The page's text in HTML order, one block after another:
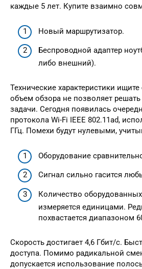
каждые 5 лет. Купите взаимно
Новый маршрутизатор.
Беспроводной адаптер
либо внешний).
Технические характеристики
объем обзора не позволяет
задачи. Сегодня появилась
протокола Wi-Fi IEEE 802.11ad,
ГГц. Помехи будут нулевыми,
Оборудование
Сигнал сильно гасится
Количество
измеряется единицами.
похвастается диапазоном
Скорость достигает 4,6 Гбит/с.
доступа. Помимо радикальной
допускается использование